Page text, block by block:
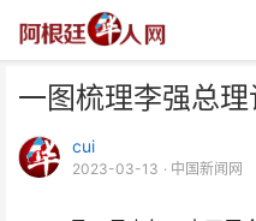
一图梳理李强总
cui
2023-03-13 · 中国新闻网